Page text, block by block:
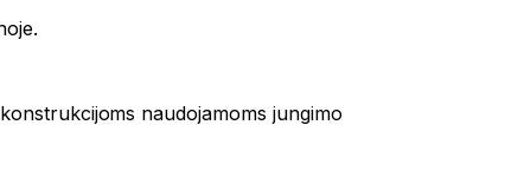
naudojamoms jungimo